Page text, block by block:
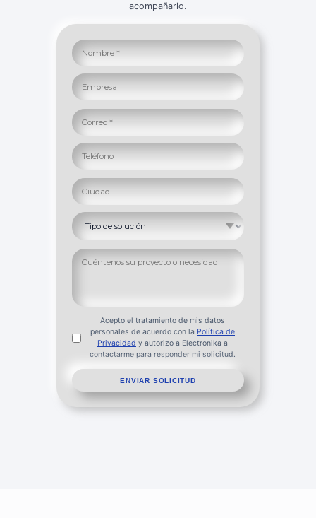
acompañarlo.
Nombre completo
Empresa
Correo electrónico
Teléfono
Ciudad
Solución de interés
Mensaje o descripción del proyecto
Acepto el tratamiento de mis datos
personales de acuerdo con la Política de
Privacidad y autorizo a Electronika a
contactarme para responder mi solicitud.
ENVIAR SOLICITUD